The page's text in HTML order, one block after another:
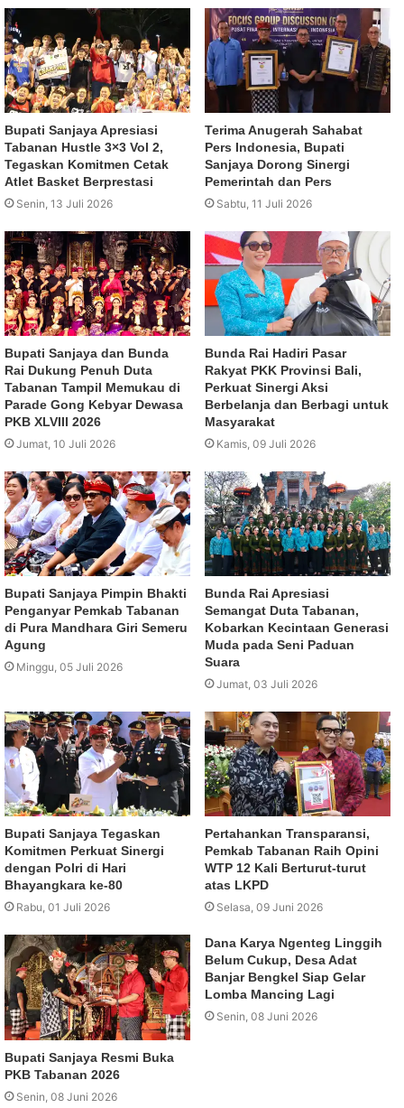
Bupati Sanjaya Apresiasi
Tabanan Hustle 3×3 Vol 2,
Tegaskan Komitmen Cetak
Atlet Basket Berprestasi
Senin, 13 Juli 2026
Terima Anugerah Sahabat
Pers Indonesia, Bupati
Sanjaya Dorong Sinergi
Pemerintah dan Pers
Sabtu, 11 Juli 2026
Bupati Sanjaya dan Bunda
Rai Dukung Penuh Duta
Tabanan Tampil Memukau di
Parade Gong Kebyar Dewasa
PKB XLVIII 2026
Jumat, 10 Juli 2026
Bunda Rai Hadiri Pasar
Rakyat PKK Provinsi Bali,
Perkuat Sinergi Aksi
Berbelanja dan Berbagi untuk
Masyarakat
Kamis, 09 Juli 2026
Bupati Sanjaya Pimpin Bhakti
Penganyar Pemkab Tabanan
di Pura Mandhara Giri Semeru
Agung
Minggu, 05 Juli 2026
Bunda Rai Apresiasi
Semangat Duta Tabanan,
Kobarkan Kecintaan Generasi
Muda pada Seni Paduan
Suara
Jumat, 03 Juli 2026
Bupati Sanjaya Tegaskan
Komitmen Perkuat Sinergi
dengan Polri di Hari
Bhayangkara ke-80
Rabu, 01 Juli 2026
Pertahankan Transparansi,
Pemkab Tabanan Raih Opini
WTP 12 Kali Berturut-turut
atas LKPD
Selasa, 09 Juni 2026
Bupati Sanjaya Resmi Buka
PKB Tabanan 2026
Senin, 08 Juni 2026
Dana Karya Ngenteg Linggih
Belum Cukup, Desa Adat
Banjar Bengkel Siap Gelar
Lomba Mancing Lagi
Senin, 08 Juni 2026